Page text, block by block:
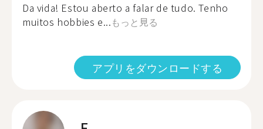
Da vida! Estou aberto a falar de tudo. Tenho
muitos hobbies e...もっと見る
アプリをダウンロードする